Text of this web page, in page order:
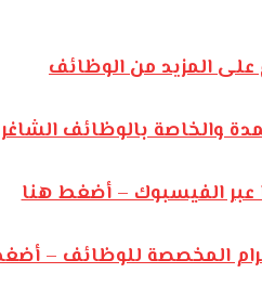
المزيد من الوظائف
والخاصة بالوظائف
عبر الفيسبوك – أضغط هنا
المخصصة للوظائف –